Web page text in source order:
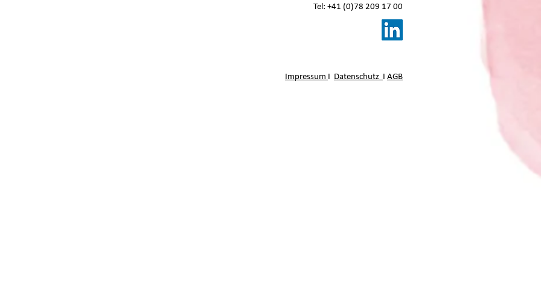
Tel: +41 (0)78 209 17 00
Impressum I Datenschutz I AGB